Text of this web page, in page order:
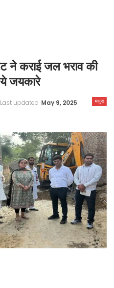
ने कराई जल भराव की
जयकारे
मथुरा
Last updated May 9, 2025